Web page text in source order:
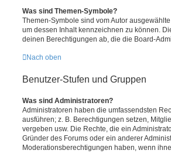
Was sind Themen-Symbole?
Themen-Symbole sind vom Autor
um dessen Inhalt kennzeichnen zu können.
deinen Berechtigungen ab, die die Board-
Nach oben
Benutzer-Stufen und Gruppen
Was sind Administratoren?
Administratoren haben die umfassendsten
ausführen; z. B. Berechtigungen setzen,
vergeben usw. Die Rechte, die ein
Gründer des Forums oder ein anderer
Moderationsberechtigungen haben, wenn